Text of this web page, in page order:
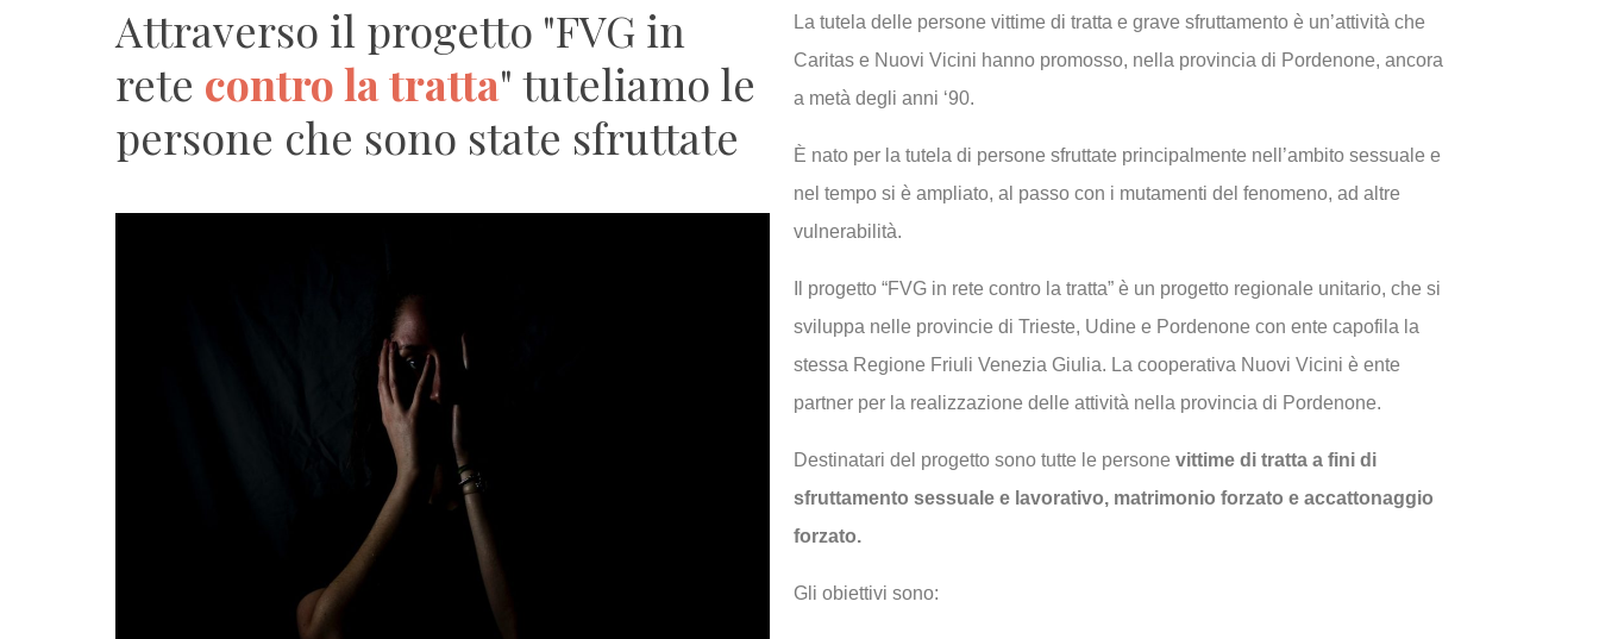
Attraverso il progetto "FVG in
rete contro la tratta" tuteliamo le
persone che sono state sfruttate
La tutela delle persone vittime di tratta e grave sfruttamento è un’attività che
Caritas e Nuovi Vicini hanno promosso, nella provincia di Pordenone, ancora
a metà degli anni ‘90.
È nato per la tutela di persone sfruttate principalmente nell’ambito sessuale e
nel tempo si è ampliato, al passo con i mutamenti del fenomeno, ad altre
vulnerabilità.
Il progetto “FVG in rete contro la tratta” è un progetto regionale unitario, che si
sviluppa nelle provincie di Trieste, Udine e Pordenone con ente capofila la
stessa Regione Friuli Venezia Giulia. La cooperativa Nuovi Vicini è ente
partner per la realizzazione delle attività nella provincia di Pordenone.
Destinatari del progetto sono tutte le persone vittime di tratta a fini di
sfruttamento sessuale e lavorativo, matrimonio forzato e accattonaggio
forzato.
Gli obiettivi sono: